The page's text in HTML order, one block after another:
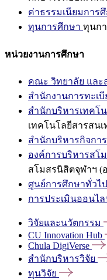
ค่าธรรมเนียมการ
ทุนการศึกษา ทุนก
หน่วยงานการศึกษา
คณะ วิทยาลัย และ
สำนักงานการทะเ
สำนักบริหารเทคโ
เทคโนโลยีสารสนเ
สำนักบริหารกิจกา
องค์การบริหารสโ
สโมสรนิสิตจุฬาฯ (
ศูนย์การศึกษาทั่วไป
การประเมินออนไ
วิจัยและนวัตกรรม
CU Innovation Hub
Chula DigiVerse
สำนักบริหารวิจัย
ทุนวิจัย